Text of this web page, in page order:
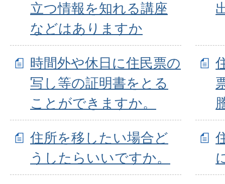
立つ情報を知れる講座
などはありますか
時間外や休日に住民票の
写し等の証明書をとる
ことができますか。
住所を移したい場合ど
うしたらいいですか。